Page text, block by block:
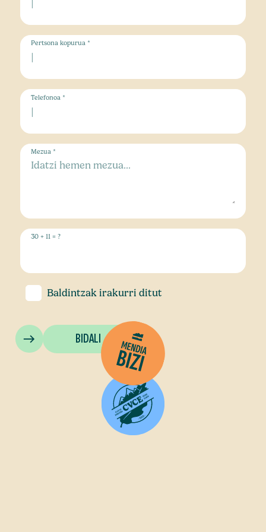
Pertsona kopurua *
Telefonoa *
Mezua *
30 + 11 = ?
Baldintzakirakurri ditut
BIDALI